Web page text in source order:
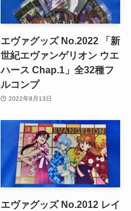
エヴァグッズ No.2022 「新
世紀エヴァンゲリオン ウエ
ハース Chap.1」全32種フ
ルコンプ
2022年8月13日
エヴァグッズ No.2012 レイ